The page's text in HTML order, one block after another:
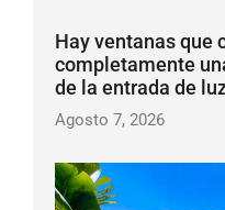
Hay ventanas que
completamente
de la entrada de
Agosto 7, 2026